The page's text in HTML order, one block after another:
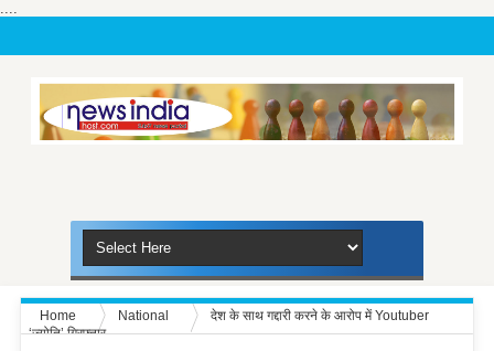
....
Home National
देश के साथ गद्दारी करने के आरोप में Youtuber
‘ज्योति’ गिरफ्तार